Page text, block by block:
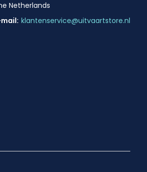
Netherlands
mail: klantenservice@uitvaartstore.nl